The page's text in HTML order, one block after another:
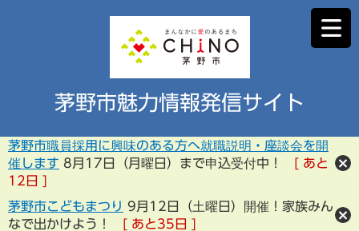
茅野市魅力情報発信サイト
茅野市職員採用に興味のある方へ就職説明・座談会を開
催します 8月17日（月曜日）まで申込受付中！
あと
12 日
茅野市こどもまつり 9月12日（土曜日）開催！家族みん
なで出かけよう！
あと35 日